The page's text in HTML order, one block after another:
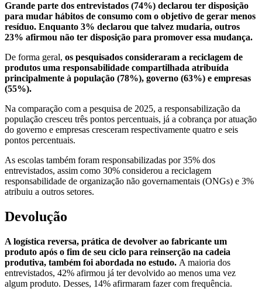
Grande parte dos entrevistados (74%) declarou ter disposição
para mudar hábitos de consumo com o objetivo de gerar menos
resíduo. Enquanto 3% declarou que talvez mudaria, outros
23% afirmou não ter disposição para promover essa mudança.
De forma geral, os pesquisados consideraram a reciclagem de
produtos uma responsabilidade compartilhada atribuída
principalmente à população (78%), governo (63%) e empresas
(55%).
Na comparação com a pesquisa de 2025, a responsabilização da
população cresceu três pontos percentuais, já a cobrança por atuação
do governo e empresas cresceram respectivamente quatro e seis
pontos percentuais.
As escolas também foram responsabilizadas por 35% dos
entrevistados, assim como 30% considerou a reciclagem
responsabilidade de organização não governamentais (ONGs) e 3%
atribuiu a outros setores.
Devolução
A logística reversa, prática de devolver ao fabricante um
produto após o fim de seu ciclo para reinserção na cadeia
produtiva, também foi abordada no estudo. A maioria dos
entrevistados, 42% afirmou já ter devolvido ao menos uma vez
algum produto. Desses, 14% afirmaram fazer com frequência.